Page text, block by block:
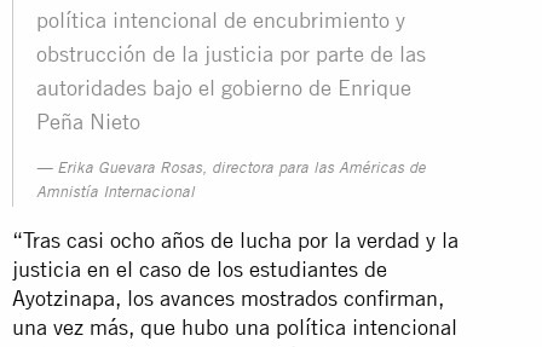
política intencional de encubrimiento y
obstrucción de la justicia por parte de las
autoridades bajo el gobierno de Enrique
Peña Nieto
Erika Guevara Rosas, directora para las Américas de
Amnistía Internacional
“Tras casi ocho años de lucha por la verdad y la
justicia en el caso de los estudiantes de
Ayotzinapa, los avances mostrados confirman,
una vez más, que hubo una política intencional